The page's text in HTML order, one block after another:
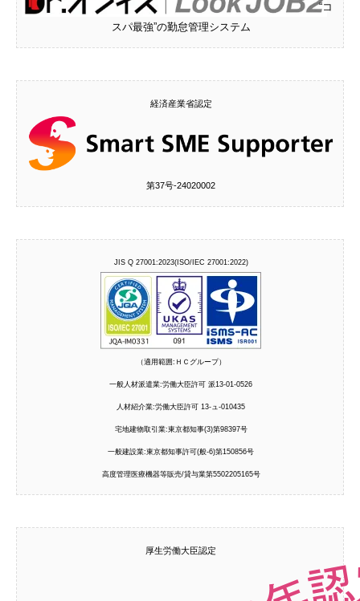
“コ
スパ最強”の勤怠管理システム
経済産業省認定
第37号‐24020002
JIS Q 27001:2023(ISO/IEC 27001:2022)
（適用範囲:ＨＣグループ）
一般人材派遣業:労働大臣許可 派13-01-0526
人材紹介業:労働大臣許可 13-ュ-010435
宅地建物取引業:東京都知事(3)第98397号
一般建設業:東京都知事許可(般-6)第150856号
高度管理医療機器等販売/貸与業第5502205165号
厚生労働大臣認定